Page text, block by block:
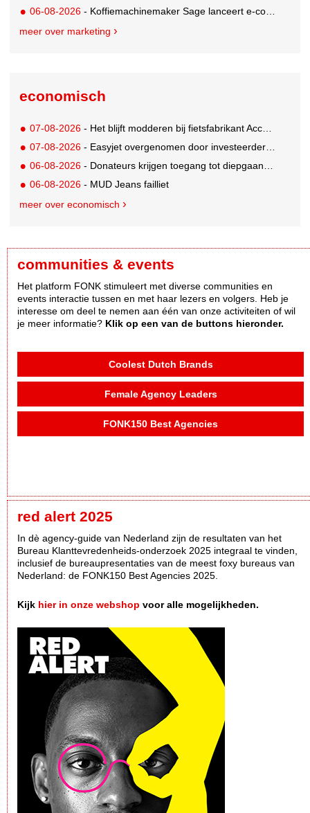
06-08-2026 - Koffiemachinemaker Sage lanceert e-commerceplatform voor koffieliefhebbers
meer over marketing
economisch
07-08-2026 - Het blijft modderen bij fietsfabrikant Accell. Krijgt uitstel van betaling
07-08-2026 - Easyjet overgenomen door investeerder Apollo
06-08-2026 - Donateurs krijgen toegang tot diepgaandere informatie over goede doelen
06-08-2026 - MUD Jeans failliet
meer over economisch
communities & events
Het platform FONK stimuleert met diverse communities en
events interactie tussen en met haar lezers en volgers. Heb je
interesse om deel te nemen aan één van onze activiteiten of wil
je meer informatie? Klik op een van de buttons hieronder.
Coolest Dutch Brands
Female Agency Leaders
FONK150 Best Agencies
red alert 2025
In dè agency-guide van Nederland zijn de resultaten van het
Bureau Klanttevredenheids-onderzoek 2025 integraal te vinden,
inclusief de bureaupresentaties van de meest foxy bureaus van
Nederland: de FONK150 Best Agencies 2025.
Kijk hier in onze webshop voor alle mogelijkheden.